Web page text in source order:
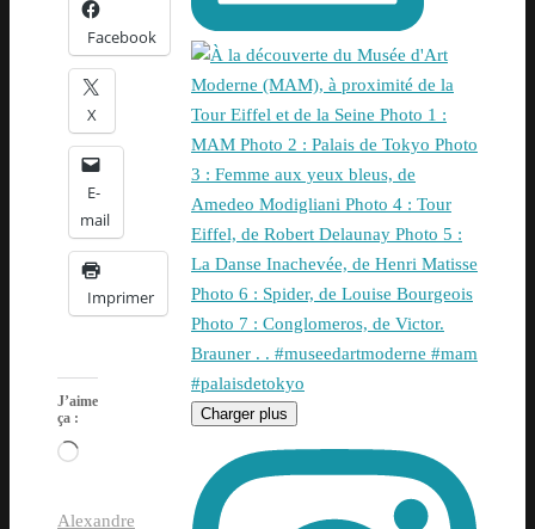
Facebook
X
E-
mail
Imprimer
J’aime
ça :
Chargement…
Alexandre
Charger plus